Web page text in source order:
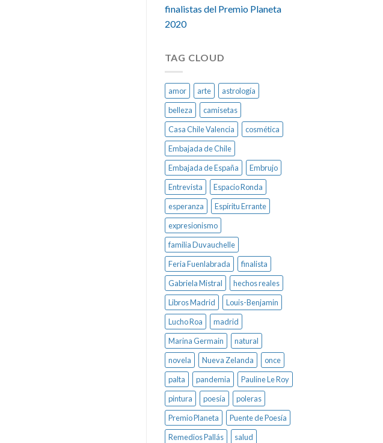
finalistas del Premio Planeta
2020
TAG CLOUD
amor arte
astrología
belleza
camisetas
Casa Chile Valencia
cosmética
Embajada de Chile
Embajada de España
Embrujo
Entrevista
Espacio Ronda
esperanza
Espíritu Errante
expresionismo
familia Duvauchelle
Feria Fuenlabrada
finalista
Gabriela Mistral
hechos reales
Libros Madrid
Louis-Benjamin
Lucho Roa
madrid
Marina Germain
natural
novela
Nueva Zelanda
once
palta
pandemia
Pauline Le Roy
pintura
poesía
poleras
Premio Planeta
Puente de Poesía
Remedios Pallás
salud